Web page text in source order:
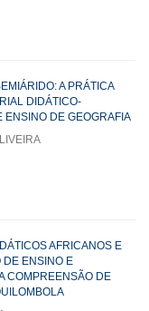
A PRÁTICA
DIDÁTICO-
ENSINO DE GEOGRAFIA
AFRICANOS E
DE ENSINO E
COMPREENSÃO DE